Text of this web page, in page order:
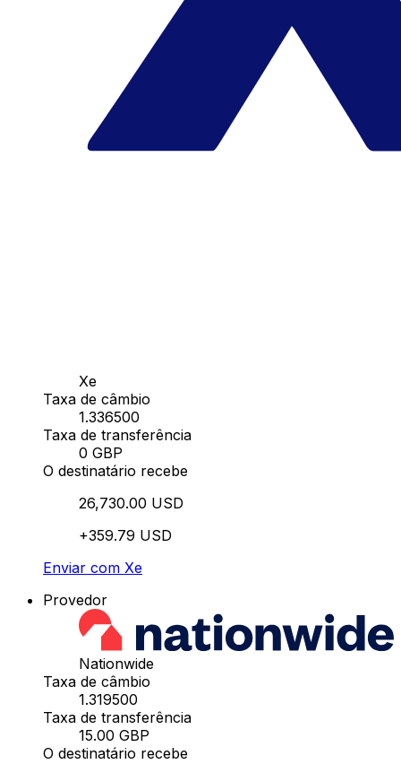
Xe
Taxa de câmbio
1.336500
Taxa de transferência
0 GBP
O destinatário recebe
26,730.00 USD
+359.79 USD
Enviar com Xe
Provedor
Nationwide
Taxa de câmbio
1.319500
Taxa de transferência
15.00 GBP
O destinatário recebe